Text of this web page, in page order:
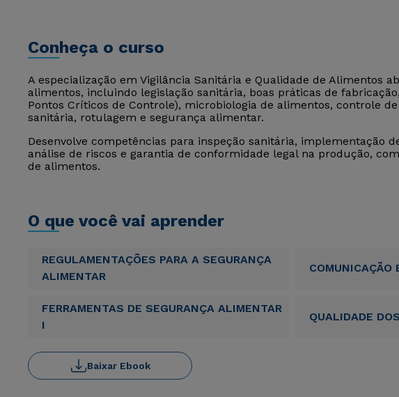
Conheça o curso
A especialização em Vigilância Sanitária e Qualidade de Alimentos
alimentos, incluindo legislação sanitária, boas práticas de
Pontos Críticos de Controle), microbiologia de alimentos, controle
sanitária, rotulagem e segurança alimentar.
Desenvolve competências para inspeção sanitária, implementação
análise de riscos e garantia de conformidade legal na produção,
de alimentos.
O que você vai aprender
REGULAMENTAÇÕES PARA A SEGURANÇA
ALIMENTAR
COMUNICAÇÃO
FERRAMENTAS DE SEGURANÇA ALIMENTAR
I
QUALIDADE
Baixar Ebook